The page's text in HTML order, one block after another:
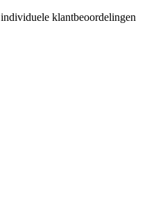
individuele klantbeoordelingen